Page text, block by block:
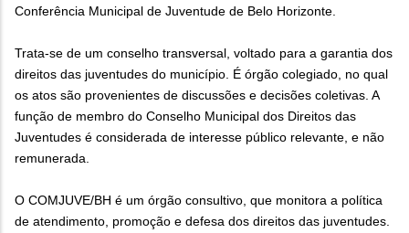
Conferência Municipal de Juventude de Belo Horizonte.
Trata-se de um conselho transversal, voltado para a garantia dos
direitos das juventudes do município. É órgão colegiado, no qual
os atos são provenientes de discussões e decisões coletivas. A
função de membro do Conselho Municipal dos Direitos das
Juventudes é considerada de interesse público relevante, e não
remunerada.
O COMJUVE/BH é um órgão consultivo, que monitora a política
de atendimento, promoção e defesa dos direitos das juventudes.